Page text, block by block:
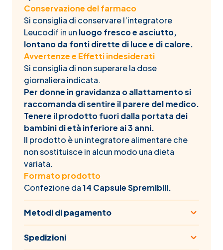
Conservazione del farmaco
Si consiglia di conservare l’integratore
Leucodif in un luogo fresco e asciutto,
lontano da fonti dirette di luce e di calore.
Avvertenze e Effetti indesiderati
Si consiglia di non superare la dose
giornaliera indicata.
Per donne in gravidanza o allattamento si
raccomanda di sentire il parere del medico.
Tenere il prodotto fuori dalla portata dei
bambini di età inferiore ai 3 anni.
Il prodotto è un integratore alimentare che
non sostituisce in alcun modo una dieta
variata.
Formato prodotto
Confezione da14 Capsule Spremibili.
Metodi di pagamento
Spedizioni